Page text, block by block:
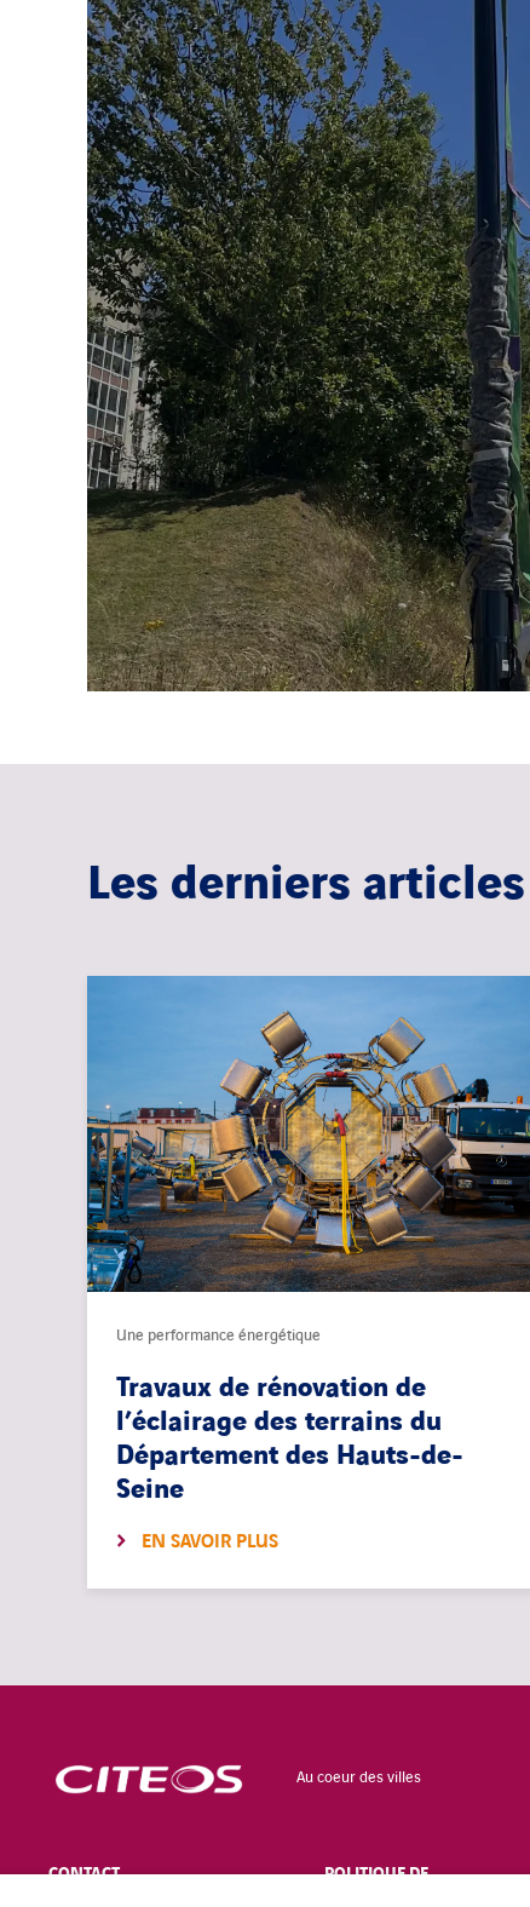
Les derniers articles
Une performance énergétique
Travaux de rénovation de
l’éclairage des terrains du
Département des Hauts-de-
Seine
EN SAVOIR PLUS
Au coeur des villes
CONTACT
POLITIQUE DE